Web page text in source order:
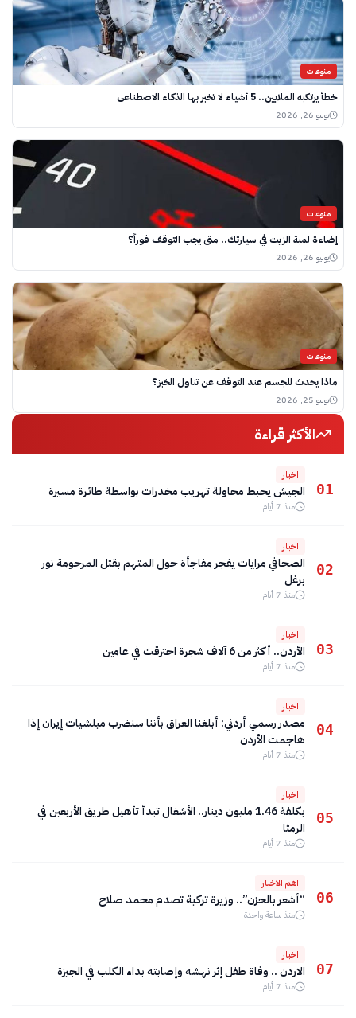
منوعات
خطأ يرتكبه الملايين.. 5 أشياء لا تخبر بها الذكاء الاصطناعي
يوليو 26, 2026
منوعات
إضاءة لمبة الزيت في سيارتك.. متى يجب التوقف فوراً؟
يوليو 26, 2026
منوعات
ماذا يحدث للجسم عند التوقف عن تناول الخبز؟
يوليو 25, 2026
الأكثر قراءة
01
اخبار
الجيش يحبط محاولة تهريب مخدرات بواسطة طائرة مسيرة
منذ 7 أيام
02
اخبار
الصحافي مرايات يفجر مفاجأة حول المتهم بقتل المرحومة نور
برغل
منذ 7 أيام
03
اخبار
الأردن.. أكثر من 6 آلاف شجرة احترقت في عامين
منذ 7 أيام
04
اخبار
مصدر رسمي أردني: أبلغنا العراق بأننا سنضرب ميلشيات إيران إذا
هاجمت الأردن
منذ 7 أيام
05
اخبار
بكلفة 1.46 مليون دينار.. الأشغال تبدأ تأهيل طريق الأربعين في
الرمثا
منذ 7 أيام
06
اهم الاخبار
“أشعر بالحزن”.. وزيرة تركية تصدم محمد صلاح
منذ ساعة واحدة
07
اخبار
الاردن .. وفاة طفل إثر نهشه وإصابته بداء الكلب في الجيزة
منذ 7 أيام